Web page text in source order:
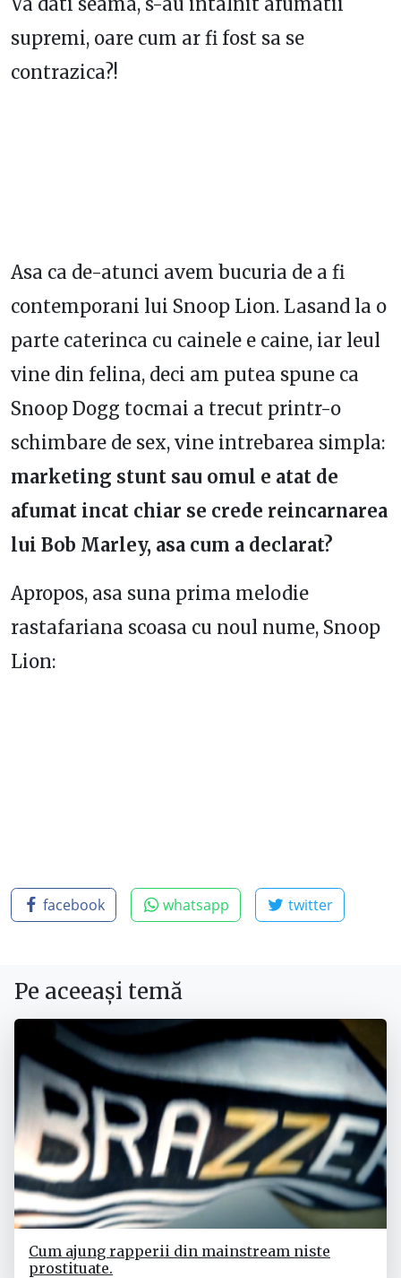
supremi, oare cum ar fi fost sa se
contrazica?!
Asa ca de-atunci avem bucuria de a fi
contemporani lui Snoop Lion. Lasand la o
parte caterinca cu cainele e caine, iar leul
vine din felina, deci am putea spune ca
Snoop Dogg tocmai a trecut printr-o
schimbare de sex, vine intrebarea simpla:
marketing stunt sau omul e atat de
afumat incat chiar se crede reincarnarea
lui Bob Marley, asa cum a declarat?
Apropos, asa suna prima melodie
rastafariana scoasa cu noul nume, Snoop
Lion:
facebook whatsapp twitter
Pe aceeași temă
Cum ajung rapperii din mainstream niste
prostituate.